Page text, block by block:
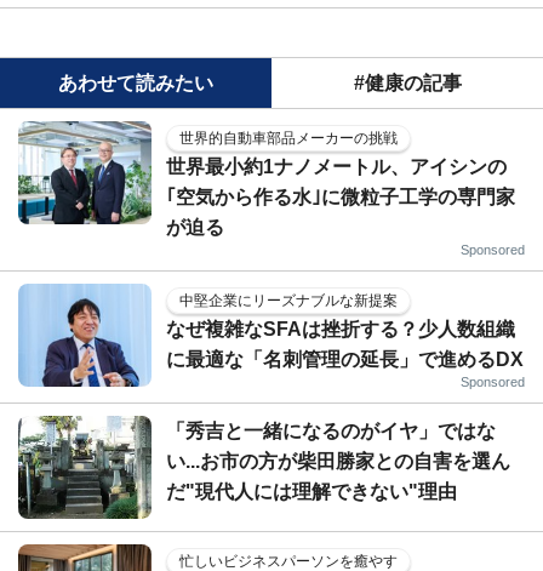
あわせて読みたい #健康の記事
世界的自動車部品メーカーの挑戦
世界最小約1ナノメートル、アイシンの
｢空気から作る水｣に微粒子工学の専門家
が迫る
Sponsored
中堅企業にリーズナブルな新提案
なぜ複雑なSFAは挫折する？少人数組織
に最適な「名刺管理の延長」で進めるDX
Sponsored
「秀吉と一緒になるのがイヤ」ではな
い...お市の方が柴田勝家との自害を選ん
だ"現代人には理解できない"理由
忙しいビジネスパーソンを癒やす